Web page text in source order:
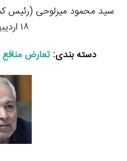
سید محمود میرلوحی (رئیس
۱۸ اردیبهشت ۱۴۰۰
دسته بندی: تعارض